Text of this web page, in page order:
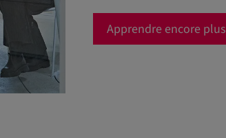
Apprendre encore plus